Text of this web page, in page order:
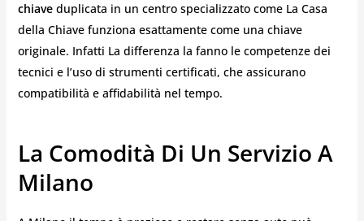
chiave duplicata in un centro specializzato come La Casa
della Chiave funziona esattamente come una chiave
originale. Infatti La differenza la fanno le competenze dei
tecnici e l’uso di strumenti certificati, che assicurano
compatibilità e affidabilità nel tempo.
La Comodità Di Un Servizio A
Milano